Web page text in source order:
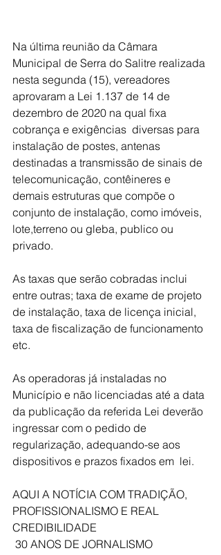
Na última reunião da Câmara
Municipal de Serra do Salitre realizada
nesta segunda (15), vereadores
aprovaram a Lei 1.137 de 14 de
dezembro de 2020 na qual fixa
cobrança e exigências  diversas para
instalação de postes, antenas
destinadas a transmissão de sinais de
telecomunicação, contêineres e
demais estruturas que compõe o
conjunto de instalação, como imóveis,
lote,terreno ou gleba, publico ou
privado.
As taxas que serão cobradas inclui
entre outras; taxa de exame de projeto
de instalação, taxa de licença inicial,
taxa de fiscalização de funcionamento
etc.
As operadoras já instaladas no
Município e não licenciadas até a data
da publicação da referida Lei deverão
ingressar com o pedido de
regularização, adequando-se aos
dispositivos e prazos fixados em  lei.
AQUI A NOTÍCIA COM TRADIÇÃO,
PROFISSIONALISMO E REAL
CREDIBILIDADE